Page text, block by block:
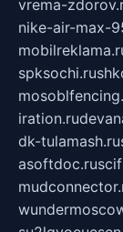
vrema-
nike-air-max-
spksochi.ru
iration.ru
dk-tulamash.ru
asoftdoc.ru